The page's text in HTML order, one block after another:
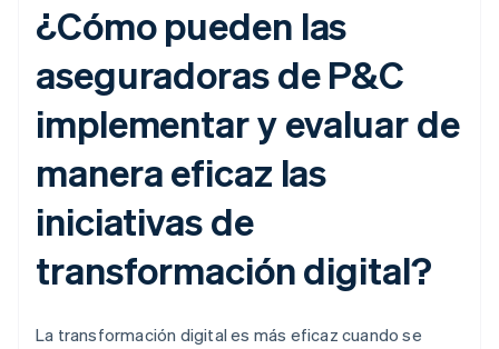
¿Cómo pueden las
aseguradoras de P&C
implementar y evaluar de
manera eficaz las
iniciativas de
transformación digital?
La transformación digital es más eficaz cuando se